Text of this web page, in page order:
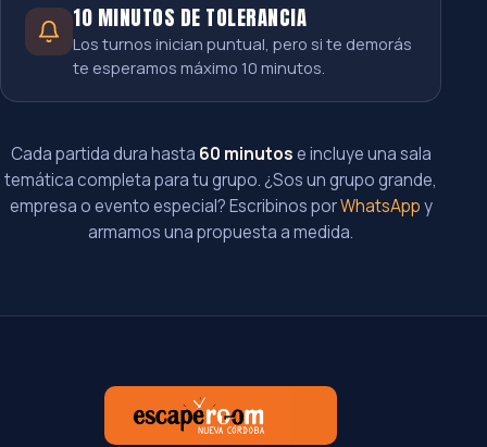
10 MINUTOS DE TOLERANCIA
Los turnos inician puntual, pero si te demorás
te esperamos máximo 10 minutos.
Cada partida dura hasta 60 minutose incluye una sala
temática completa para tu grupo. ¿Sos un grupo grande,
empresa o evento especial? Escribinos porWhatsAppy
armamos una propuesta a medida.